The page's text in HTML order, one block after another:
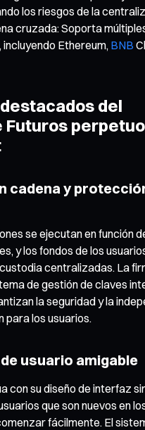
los riesgos de la
cruzada: Soporta
Ethereum, BNB
del
Futuros
cadena y
se ejecutan en función
y los fondos de los
centralizadas. La
de gestión de claves
la seguridad y la
los usuarios.
usuario amigable
con su diseño de interfaz
que son nuevos en
fácilmente. El